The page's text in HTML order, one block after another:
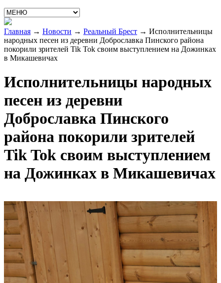
Главная → Новости → Реальный Брест → Исполнительницы
народных песен из деревни Доброславка Пинского района
покорили зрителей Tik Tok своим выступлением на Дожинках
в Микашевичах
Исполнительницы народных
песен из деревни
Доброславка Пинского
района покорили зрителей
Tik Tok своим выступлением
на Дожинках в Микашевичах